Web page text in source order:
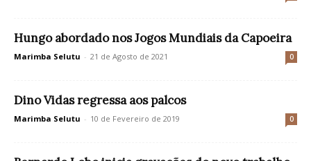
Hungo abordado nos Jogos Mundiais da Capoeira
Marimba Selutu - 21 de Agosto de 2021 0
Dino Vidas regressa aos palcos
Marimba Selutu - 10 de Fevereiro de 2019 0